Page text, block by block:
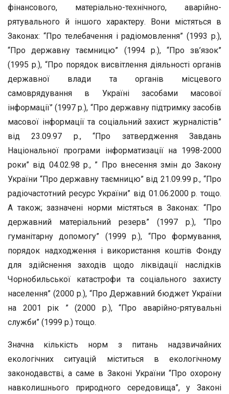
фінансового, матеріально-технічного, аварійно-
рятувального й іншого характеру. Вони містяться в
Законах: “Про телебачення і радіомовлення” (1993 р.),
“Про державну таємницю” (1994 р.), “Про зв’язок”
(1995 р.), “Про порядок висвітлення діяльності органів
державної влади та органів місцевого
самоврядування в Україні засобами масової
інформації” (1997 р.), “Про державну підтримку засобів
масової інформації та соціальний захист журналістів”
від 23.09.97 р., “Про затвердження Завдань
Національної програми інформатизації на 1998-2000
роки” від 04.02.98 р., ” Про внесення змін до Закону
України “Про державну таємницю” від 21.09.99 р., “Про
радіочастотний ресурс України” від 01.06.2000 р. тощо.
А також; зазначені норми містяться в Законах: “Про
державний матеріальний резерв” (1997 р.), “Про
гуманітарну допомогу” (1999 р.), “Про формування,
порядок надходження і використання коштів Фонду
для здійснення заходів щодо ліквідації наслідків
Чорнобильської катастрофи та соціального захисту
населення” (2000 р.), “Про Державний бюджет України
на 2001 рік ” (2000 р.), “Про аварійно-рятувальні
служби” (1999 р.) тощо.
Значна кількість норм з питань надзвичайних
екологічних ситуацій міститься в екологічному
законодавстві, а саме в Законі України “Про охорону
навколишнього природного середовища”, у Законі